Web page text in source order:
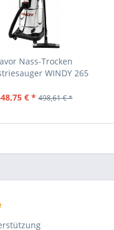
Nass-Trocken
WINDY 265
€ * 498,61 € *